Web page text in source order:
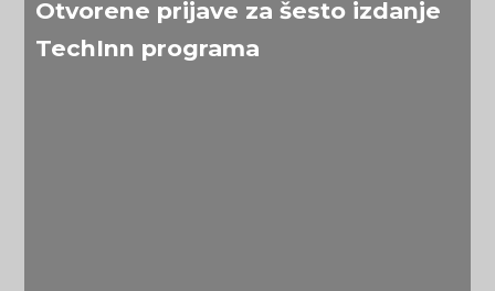
Otvorene prijave za šesto izdanje
TechInn programa